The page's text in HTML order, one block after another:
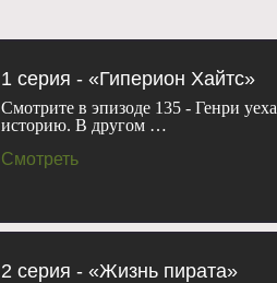
Дорнан, Эйон Бэйли, Меган
Реймонд-Джеймс, Майкл
Уэст, Дания Рамирес,
Смотреть 7 сезон «
телефоне, планшете, пк или
1 серия - «Гиперион Хайтс»
Смотрите в эпизоде 135 - Генри
историю. В другом …
Смотреть
2 серия - «Жизнь пирата»